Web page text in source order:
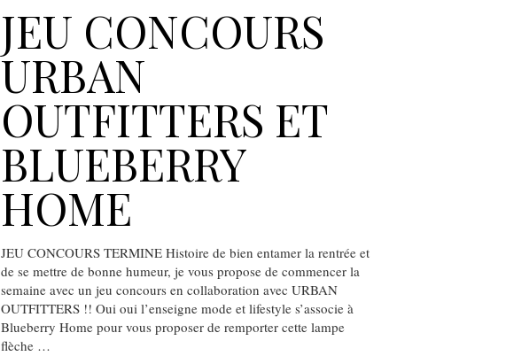
JEU CONCOURS
URBAN
OUTFITTERS ET
BLUEBERRY
HOME
JEU CONCOURS TERMINE Histoire de bien entamer la rentrée et
de se mettre de bonne humeur, je vous propose de commencer la
semaine avec un jeu concours en collaboration avec URBAN
OUTFITTERS !! Oui oui l’enseigne mode et lifestyle s’associe à
Blueberry Home pour vous proposer de remporter cette lampe
flèche …